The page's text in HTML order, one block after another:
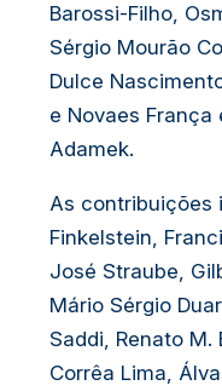
Barossi-Filho,
Sérgio Mourão
Dulce
e Novaes
Adamek.
As contribuições
Finkelstein,
José Straube,
Mário Sérgio
Saddi, Renato
Corrêa Lima,